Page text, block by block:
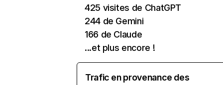
425 visites de ChatGPT
244 de Gemini
166 de Claude
...et plus encore !
Trafic en provenance des